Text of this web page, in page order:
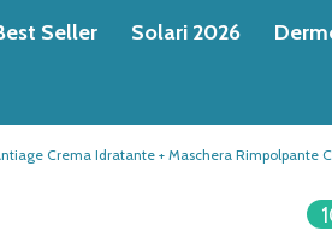
Seller Solari 2026
Crema Idratante + Maschera Rimpolpante